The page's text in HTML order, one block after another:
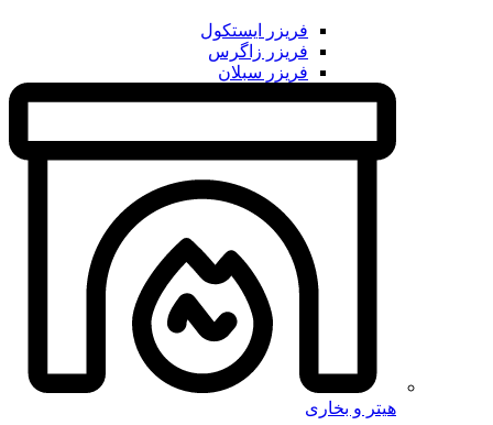
فریزر ایستکول
فریزر زاگرس
فریزر سبلان
هیتر و بخاری